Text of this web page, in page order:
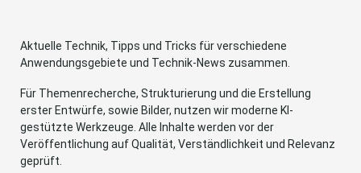
Aktuelle Technik, Tipps und Tricks für verschiedene
Anwendungsgebiete und Technik-News zusammen.
Für Themenrecherche, Strukturierung und die Erstellung
erster Entwürfe, sowie Bilder, nutzen wir moderne KI-
gestützte Werkzeuge. Alle Inhalte werden vor der
Veröffentlichung auf Qualität, Verständlichkeit und Relevanz
geprüft.